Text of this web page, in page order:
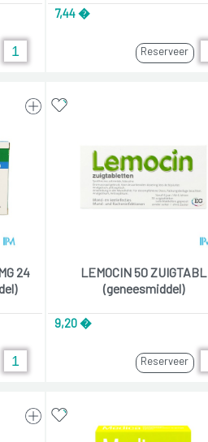
7,44 �
Reserveer
24
LEMOCIN 50 ZUIGTABL
(geneesmiddel)
9,20 �
Reserveer